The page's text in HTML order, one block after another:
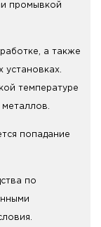
промывкой
а также
установках.
температуре
попадание
по